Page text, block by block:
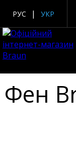
РУС УКР
Фен